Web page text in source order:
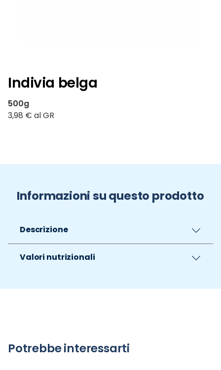
Indivia belga
500g
3,98 € al GR
Informazioni su questo prodotto
Descrizione
Valori nutrizionali
Potrebbe interessarti